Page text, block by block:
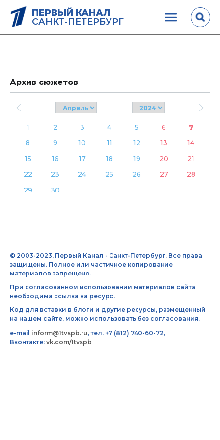
ПЕРВЫЙ КАНАЛ
САНКТ-ПЕТЕРБУРГ
Архив сюжетов
1 2 3 4 5 6
7
8
9 10 11 12 13
14
15
16 17 18 19 20
21
22
23 24 25 26 27
28
29
30
© 2003-2023, Первый Канал - Санкт-Петербург. Все права
защищены. Полное или частичное копирование
материалов запрещено.
При согласованном использовании материалов сайта
необходима ссылка на ресурс.
Код для вставки в блоги и другие ресурсы, размещенный
на нашем сайте, можно использовать без согласования.
e-mail inform@1tvspb.ru, тел. +7 (812) 740-60-72,
Вконтакте: vk.com/1tvspb